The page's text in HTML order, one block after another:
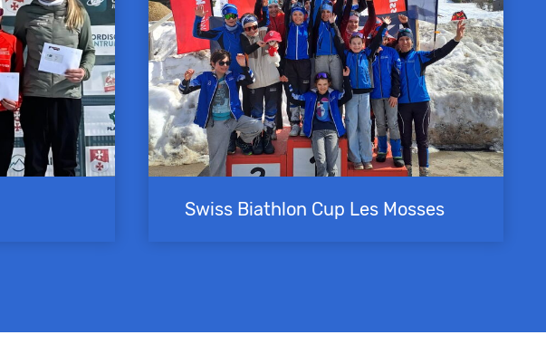
Swiss Biathlon Cup Les Mosses